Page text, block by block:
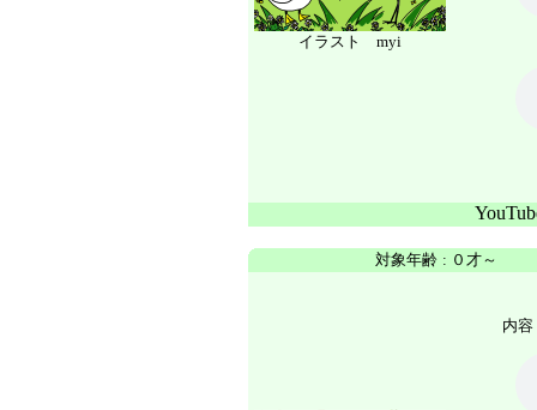
イラスト myi
対象年齢 : ０才～
内